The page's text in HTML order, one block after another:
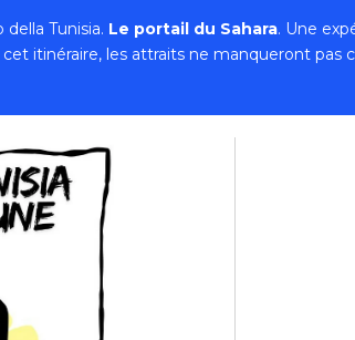
Tunisia. Le portail du Sahara. Une
itinéraire, les attraits ne manqueront